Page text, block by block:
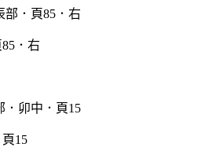
．右
15